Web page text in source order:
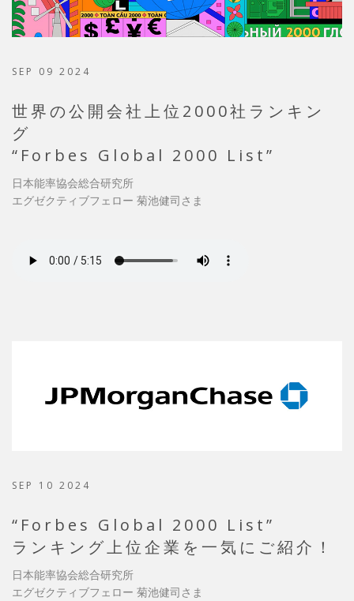
SEP 09 2024
世界の公開会社上位2000社ランキン
グ
“Forbes Global 2000 List”
日本能率協会総合研究所
エグゼクティブフェロー 菊池健司さま
SEP 10 2024
“Forbes Global 2000 List”
ランキング上位企業を一気にご紹介！
日本能率協会総合研究所
エグゼクティブフェロー 菊池健司さま